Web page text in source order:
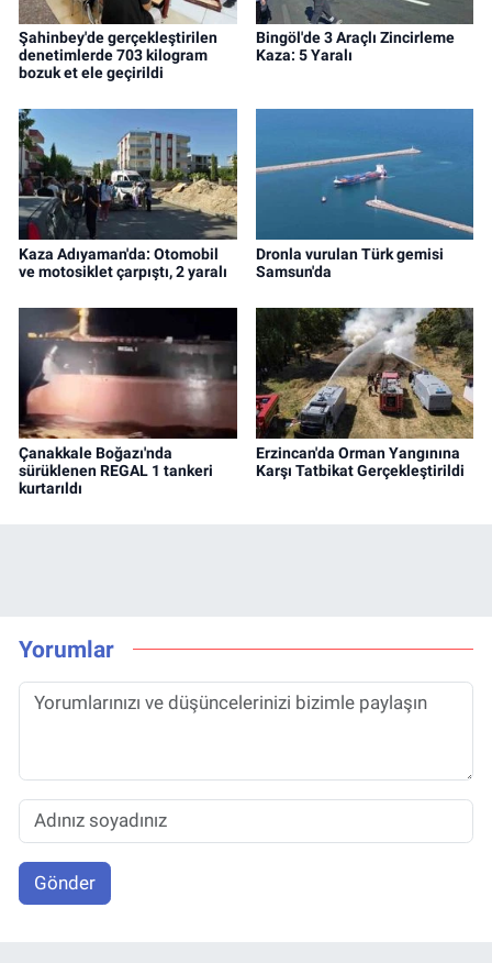
Şahinbey'de gerçekleştirilen
denetimlerde 703 kilogram
bozuk et ele geçirildi
Bingöl'de 3 Araçlı Zincirleme
Kaza: 5 Yaralı
Kaza Adıyaman'da: Otomobil
ve motosiklet çarpıştı, 2 yaralı
Dronla vurulan Türk gemisi
Samsun'da
Çanakkale Boğazı'nda
sürüklenen REGAL 1 tankeri
kurtarıldı
Erzincan'da Orman Yangınına
Karşı Tatbikat Gerçekleştirildi
Yorumlar
Gönder